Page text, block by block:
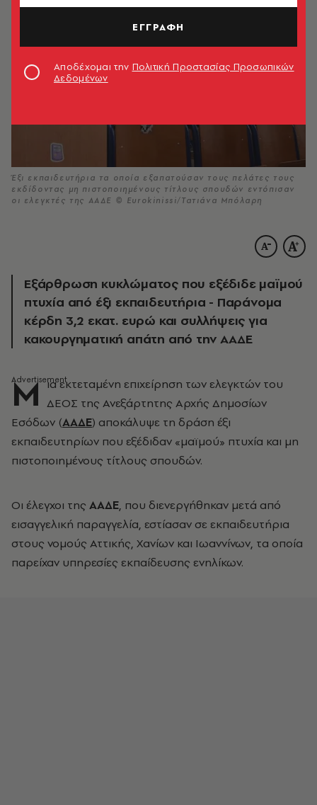
Έξι εκπαιδευτήρια τα οποία εξαπατούσαν τους πελάτες τους
εκδίδοντας μη πιστοποιημένους τίτλους σπουδών εντόπισαν
οι ελεγκτές της ΑΑΔΕ © Eurokinissi/Τατιάνα Μπόλαρη
Εξάρθρωση κυκλώματος που εξέδιδε μαϊμού
πτυχία από έξι εκπαιδευτήρια - Παράνομα
κέρδη 3,2 εκατ. ευρώ και συλλήψεις για
κακουργηματική απάτη από την ΑΑΔΕ
Μ ια εκτεταμένη επιχείρηση των ελεγκτών του
ΔΕΟΣ της Ανεξάρτητης Αρχής Δημοσίων
Εσόδων (ΑΑΔΕ) αποκάλυψε τη δράση έξι
εκπαιδευτηρίων που εξέδιδαν «μαϊμού» πτυχία και μη
πιστοποιημένους τίτλους σπουδών.
Οι έλεγχοι της ΑΑΔΕ, που διενεργήθηκαν μετά από
εισαγγελική παραγγελία, εστίασαν σε εκπαιδευτήρια
στους νομούς Αττικής, Χανίων και Ιωαννίνων, τα οποία
παρείχαν υπηρεσίες εκπαίδευσης ενηλίκων.
ΕΓΓΡΑΦΗ
Αποδέχομαι την Πολιτική Προστασίας Προσωπικών
Δεδομένων